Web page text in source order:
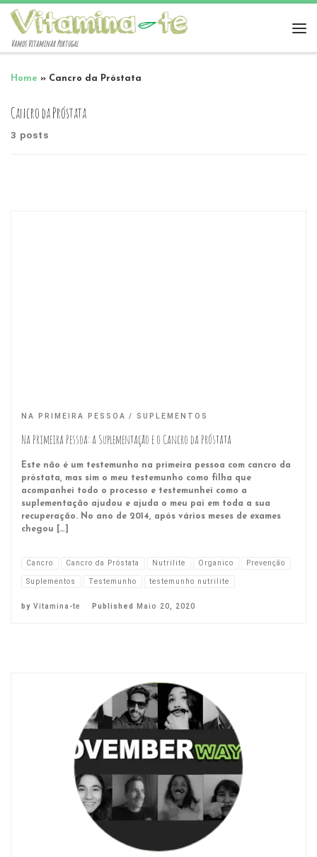
Vamos Vitaminar Portugal
Home » Cancro da Próstata
Cancro da Próstata
3 posts
NA PRIMEIRA PESSOA SUPLEMENTOS
Na Primeira Pessoa: a Suplementação e o Cancro da Próstata
Este não é um testemunho na primeira pessoa com cancro da
próstata, mas sim o meu testemunho como filha que
acompanhei todo o processo e testemunhei como a
suplementação ajudou e ajuda o meu pai em toda a sua
recuperação. No ano de 2014, após vários meses de exames
chegou […]
Cancro Cancro da Próstata Nutrilite Organico
Prevenção
Suplementos
Testemunho testemunho nutrilite
by Vitamina-te Published Maio 20, 2020